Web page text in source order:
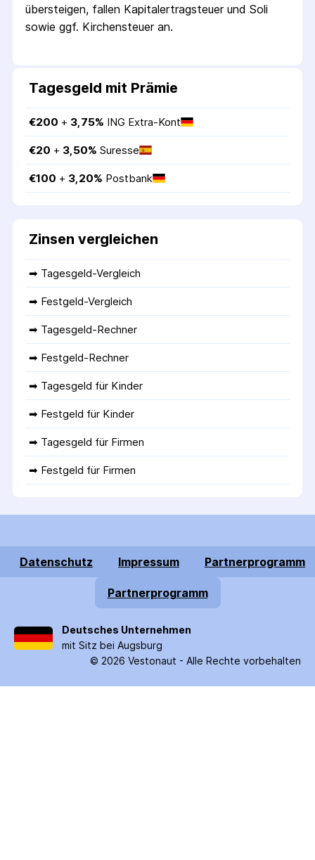
übersteigen, fallen Kapital­ertrag­steuer und Soli
sowie ggf. Kirchensteuer an.
Tagesgeld mit Prämie
€200 + 3,75% ING Extra-Kont
€20 + 3,50% Suresse
€100 + 3,20% Postbank
Zinsen vergleichen
➡ Tagesgeld-Vergleich
➡ Festgeld-Vergleich
➡ Tagesgeld-Rechner
➡ Festgeld-Rechner
➡ Tagesgeld für Kinder
➡ Festgeld für Kinder
➡ Tagesgeld für Firmen
➡ Festgeld für Firmen
Datenschutz Impressum Partnerprogramm
Partnerprogramm
Deutsches Unternehmen
mit Sitz bei Augsburg
© 2026 Vestonaut - Alle Rechte vorbehalten